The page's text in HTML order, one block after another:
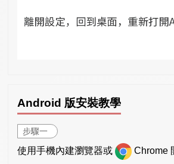
Android 版安裝教學
步驟一
使用手機內建瀏覽器或 Chrome